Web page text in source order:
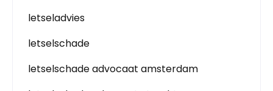
letseladvies
letselschade
letselschade advocaat amsterdam